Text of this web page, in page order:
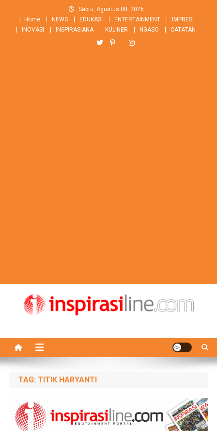
content
Sabtu, Agustus 08, 2026
Home
NEWS EDUKASI ENTERTAINMENT
IMPRESI
INOVASI
INSPIRASIANA KULINER NGASO CATATAN
TAG: TITIK HARYANTI